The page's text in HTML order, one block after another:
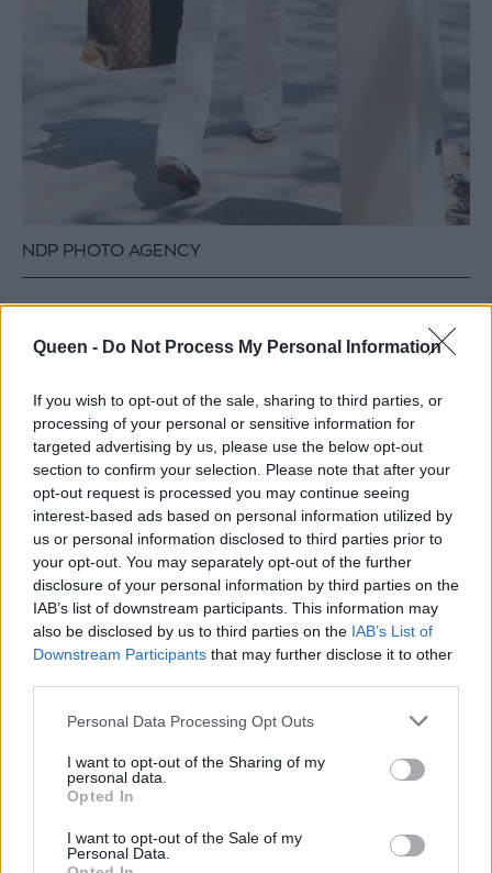
Queen - Do Not Process My Personal Information
If you wish to opt-out of the sale, sharing to third parties, or
processing of your personal or sensitive information for
targeted advertising by us, please use the below opt-out
section to confirm your selection. Please note that after your
opt-out request is processed you may continue seeing
interest-based ads based on personal information utilized by
us or personal information disclosed to third parties prior to
your opt-out. You may separately opt-out of the further
disclosure of your personal information by third parties on the
IAB’s list of downstream participants. This information may
also be disclosed by us to third parties on the IAB’s List of
Downstream Participants that may further disclose it to other
Personal Data Processing Opt Outs
I want to opt-out of the Sharing of my
personal data.
Opted In
I want to opt-out of the Sale of my
Personal Data.
NDP PHOTO AGENCY
bohemian τσάντα, ενώ ένα ζευγάρι flats ήταν
αυτά που ολοκλήρωσαν το outfit. Η μεγάλη
shopper bag του οίκου Louis Vuitton
λειτούργησε εδώ σαν τσάντα γραφείο, την
οποία είχε μαζί της συμπληρωματικά. Δεν
μπορώ να σκεφτώ καλύτερο σύνολο για τις
εμφανίσεις της Μεγάλης Εβδομάδας!